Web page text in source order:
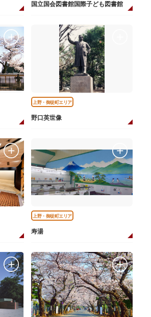
国立国会図書館国際子ども図書館
上野・御徒町エリア
野口英世像
上野・御徒町エリア
寿湯